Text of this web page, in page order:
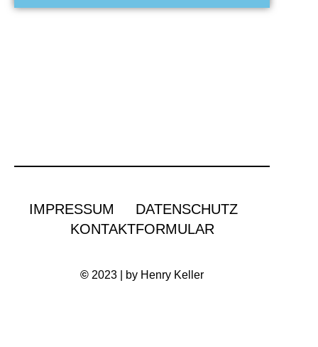
IMPRESSUM
DATENSCHUTZ
KONTAKTFORMULAR
© 2023 | by Henry Keller